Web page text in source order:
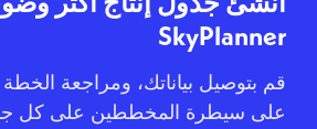
أنشئ جدول إنتاج أكثر
SkyPlanner
قم بتوصيل بياناتك، ومراجعة
على سيطرة المخططين على كل